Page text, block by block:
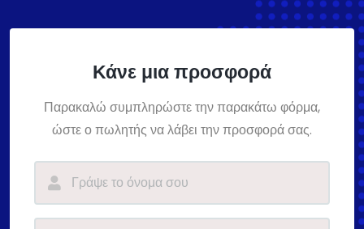
Κάνε μια προσφορά
Παρακαλώ συμπληρώστε την παρακάτω φόρμα,
ώστε ο πωλητής να λάβει την προσφορά σας.